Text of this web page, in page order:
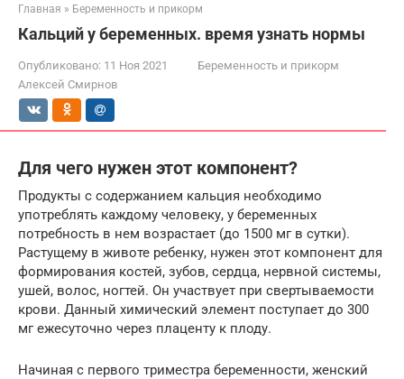
Главная » Беременность и прикорм
Кальций у беременных. время узнать нормы
Опубликовано: 11 Ноя 2021
Беременность и прикорм
Алексей Смирнов
Для чего нужен этот компонент?
Продукты с содержанием кальция необходимо
употреблять каждому человеку, у беременных
потребность в нем возрастает (до 1500 мг в сутки).
Растущему в животе ребенку, нужен этот компонент для
формирования костей, зубов, сердца, нервной системы,
ушей, волос, ногтей. Он участвует при свертываемости
крови. Данный химический элемент поступает до 300
мг ежесуточно через плаценту к плоду.
Начиная с первого триместра беременности, женский